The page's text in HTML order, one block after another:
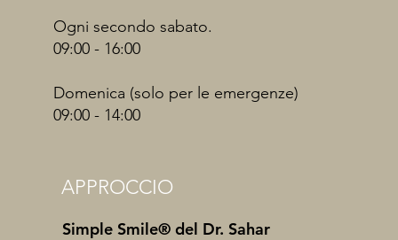
Ogni secondo sabato.
09:00 - 16:00
Domenica (solo per le emergenze)
09:00 - 14:00
APPROCCIO
Simple Smile® del Dr. Sahar